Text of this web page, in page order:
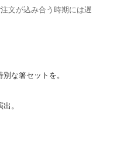
文が込み合う時期には遅
な箸セットを。
。